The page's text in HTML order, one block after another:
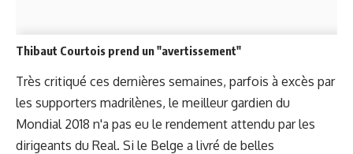
Thibaut Courtois prend un "avertissement"
Très critiqué ces dernières semaines, parfois à excès par
les supporters madrilènes, le meilleur gardien du
Mondial 2018 n'a pas eu le rendement attendu par les
dirigeants du Real. Si le Belge a livré de belles